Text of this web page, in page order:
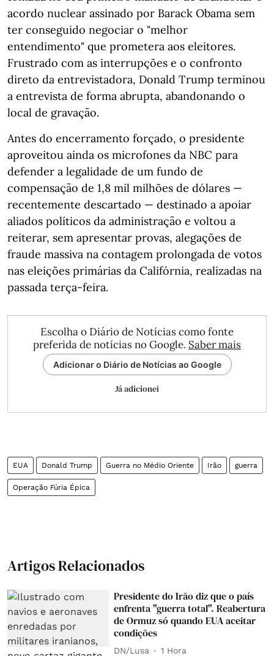
acordo nuclear assinado por Barack Obama sem
ter conseguido negociar o "melhor
entendimento" que prometera aos eleitores.
Frustrado com as interrupções e o confronto
direto da entrevistadora, Donald Trump terminou
a entrevista de forma abrupta, abandonando o
local de gravação.
Antes do encerramento forçado, o presidente
aproveitou ainda os microfones da NBC para
defender a legalidade de um fundo de
compensação de 1,8 mil milhões de dólares —
recentemente descartado — destinado a apoiar
aliados políticos da administração e voltou a
reiterar, sem apresentar provas, alegações de
fraude massiva na contagem prolongada de votos
nas eleições primárias da Califórnia, realizadas na
passada terça-feira.
Escolha o Diário de Notícias como fonte
preferida de notícias no Google. Saber mais
Adicionar o Diário de Notícias ao Google
Já adicionei
EUA Donald Trump Guerra no Médio Oriente Irão guerra
Operação Fúria Épica
Artigos Relacionados
Presidente do Irão diz que o país
enfrenta "guerra total". Reabertura
de Ormuz só quando EUA aceitar
condições
DN/Lusa 1 Hora